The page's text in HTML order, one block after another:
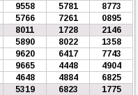
9558 5781
8773
5766 7261
0895
8011 1728
2146
5890 8022
1358
9620 6417
7743
9665 4448
4904
4648 4884
6825
5319 6823
1775